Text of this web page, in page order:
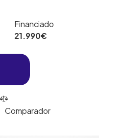
Financiado
21.990€
Comparador